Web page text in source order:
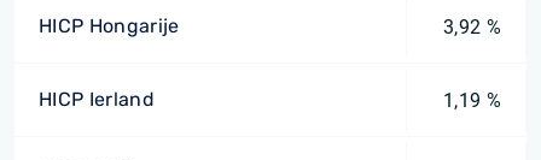
HICP Hongarije 3,92 %
HICP Ierland 1,19 %